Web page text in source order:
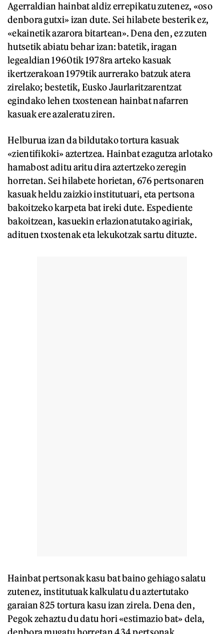
Agerraldian hainbat aldiz errepikatu zutenez, «oso
denbora gutxi» izan dute. Sei hilabete besterik ez,
«ekainetik azarora bitartean». Dena den, ez zuten
hutsetik abiatu behar izan: batetik, iragan
legealdian 1960tik 1978ra arteko kasuak
ikertzerakoan 1979tik aurrerako batzuk atera
zirelako; bestetik, Eusko Jaurlaritzarentzat
egindako lehen txostenean hainbat nafarren
kasuak ere azaleratu ziren.
Helburua izan da bildutako tortura kasuak
«zientifikoki» aztertzea. Hainbat ezagutza arlotako
hamabost aditu aritu dira aztertzeko zeregin
horretan. Sei hilabete horietan, 676 pertsonaren
kasuak heldu zaizkio institutuari, eta pertsona
bakoitzeko karpeta bat ireki dute. Espediente
bakoitzean, kasuekin erlazionatutako agiriak,
adituen txostenak eta lekukotzak sartu dituzte.
Hainbat pertsonak kasu bat baino gehiago salatu
zutenez, institutuak kalkulatu du aztertutako
garaian 825 tortura kasu izan zirela. Dena den,
Pegok zehaztu du datu hori «estimazio bat» dela,